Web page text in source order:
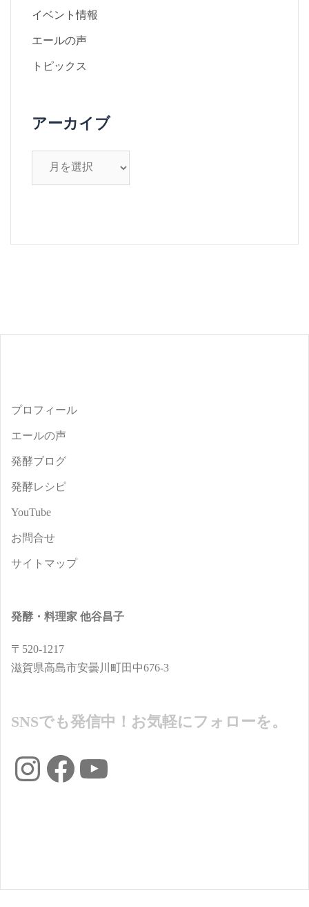
イベント情報
エールの声
トピックス
アーカイブ
プロフィール
エールの声
発酵ブログ
発酵レシピ
YouTube
お問合せ
サイトマップ
発酵・料理家 他谷昌子
〒520-1217
滋賀県高島市安曇川町田中676-3
SNSでも発信中！お気軽にフォローを。
InstagramFacebookYouTube